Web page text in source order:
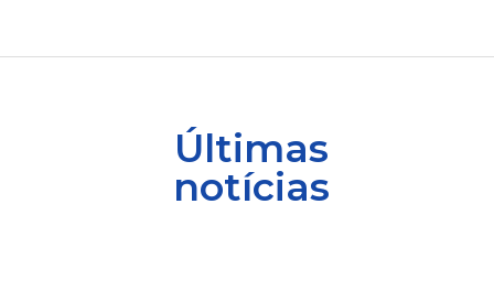
Últimas
notícias